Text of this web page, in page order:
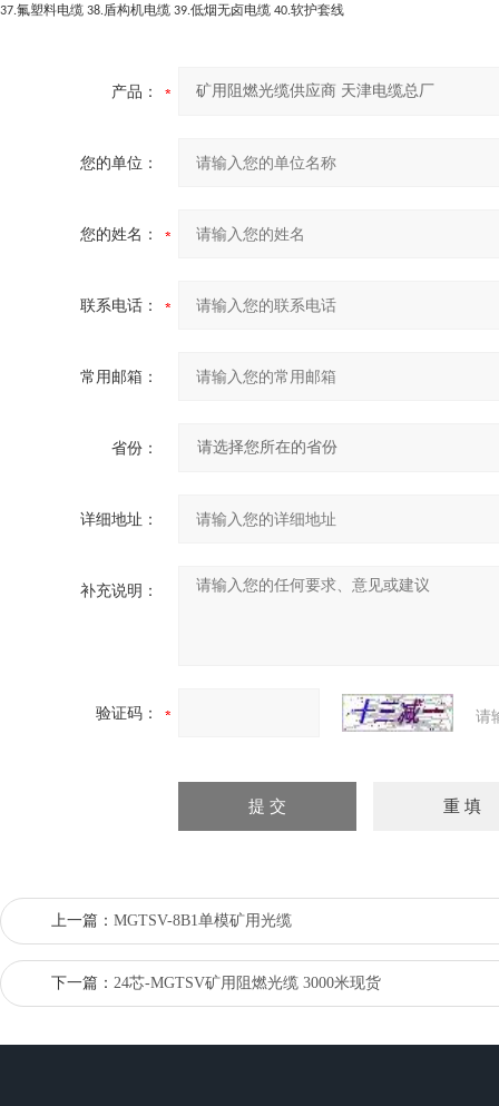
37.氟塑料电缆 38.盾构机电缆 39.低烟无卤电缆 40.软护套线
产品：
您的单位：
您的姓名：
联系电话：
常用邮箱：
省份：
详细地址：
补充说明：
验证码： 请
上一篇： MGTSV-8B1单模矿用光缆
下一篇： 24芯-MGTSV矿用阻燃光缆 3000米现货